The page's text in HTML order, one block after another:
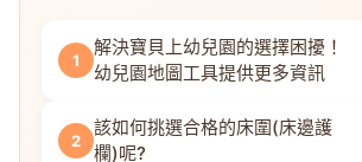
1
解決寶貝上幼兒園的選擇困擾！
幼兒園地圖工具提供更多資訊
2
該如何挑選合格的床圍(床邊護
欄)呢?